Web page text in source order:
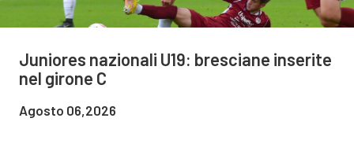
Juniores nazionali U19: bresciane inserite
nel girone C
Agosto 06,2026